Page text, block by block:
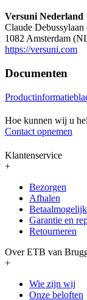
Versuni Nederland
Claude Debussylaan
1082 Amsterdam
https://versuni.com
Documenten
Hoe kunnen wij u
Contact opnemen
Klantenservice
+
Bezorgen
Afhalen
Garantie en
Retourneren
Over ETB van
+
Wie zijn wij
Onze beloften